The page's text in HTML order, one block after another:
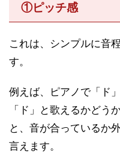
①ピッチ感
これは、シンプルに音
す。
例えば、ピアノで「ド
「ド」と歌えるかどう
と、音が合っているか
言えます。